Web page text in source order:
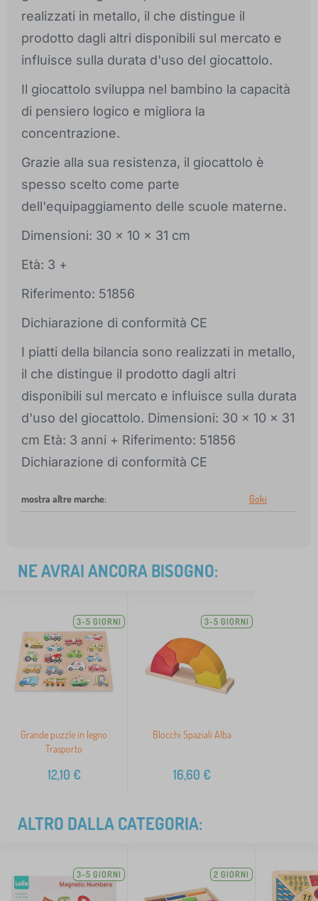
realizzati in metallo, il che distingue il
prodotto dagli altri disponibili sul mercato e
influisce sulla durata d'uso del giocattolo.
Il giocattolo sviluppa nel bambino la capacità
di pensiero logico e migliora la
concentrazione.
Grazie alla sua resistenza, il giocattolo è
spesso scelto come parte
dell'equipaggiamento delle scuole materne.
Dimensioni: 30 x 10 x 31 cm
Età: 3 +
Riferimento: 51856
Dichiarazione di conformità CE
I piatti della bilancia sono realizzati in metallo,
il che distingue il prodotto dagli altri
disponibili sul mercato e influisce sulla durata
d'uso del giocattolo. Dimensioni: 30 x 10 x 31
cm Età: 3 anni + Riferimento: 51856
Dichiarazione di conformità CE
mostra altre marche: Goki
NE AVRAI ANCORA BISOGNO:
3-5 GIORNI
Grande puzzle in legno
Trasporto
12,10 €
3-5 GIORNI
Blocchi Spaziali Alba
16,60 €
ALTRO DALLA CATEGORIA:
3-5 GIORNI 2 GIORNI